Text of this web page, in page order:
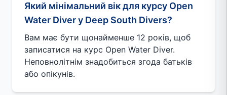
Який мінімальний вік для курсу Open
Water Diver у Deep South Divers?
Вам має бути щонайменше 12 років, щоб
записатися на курс Open Water Diver.
Неповнолітнім знадобиться згода батьків
або опікунів.